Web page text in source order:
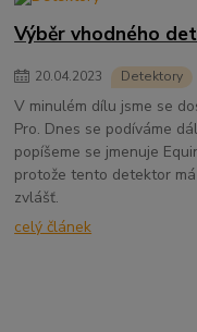
Výběr vhodného
20.04.2023 Detektory
V minulém dílu jsme se
Pro. Dnes se podíváme
popíšeme se jmenuje
protože tento detektor
zvlášť.
celý článek